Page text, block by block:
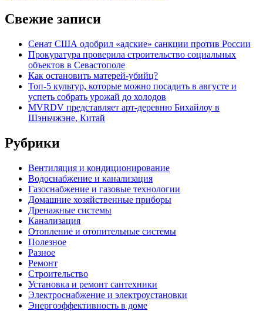
Свежие записи
Сенат США одобрил «адские» санкции против России
Прокуратура проверила строительство социальных
объектов в Севастополе
Как остановить матерей-убийц?
Топ-5 культур, которые можно посадить в августе и
успеть собрать урожай до холодов
MVRDV представляет арт-деревню Бихайлоу в
Шэньчжэне, Китай
Рубрики
Вентиляция и кондиционирование
Водоснабжение и канализация
Газоснабжение и газовые технологии
Домашние хозяйственные приборы
Дренажные системы
Канализация
Отопление и отопительные системы
Полезное
Разное
Ремонт
Строительство
Установка и ремонт сантехники
Электроснабжение и электроустановки
Энергоэффективность в доме